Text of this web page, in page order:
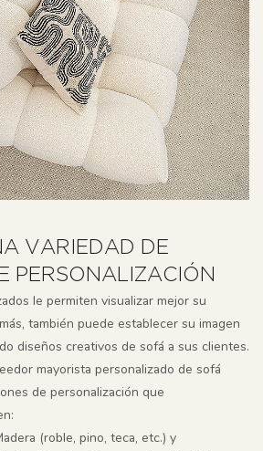
VARIEDAD DE
PERSONALIZACIÓN
le permiten visualizar mejor su
también puede establecer su imagen
diseños creativos de sofá a sus clientes.
mayorista personalizado de sofá
de personalización que
(roble, pino, teca, etc.) y